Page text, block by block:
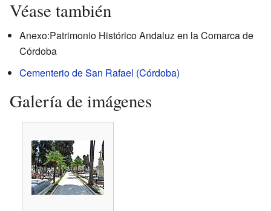
Véase también
Anexo:Patrimonio Histórico Andaluz en la Comarca de
Córdoba
Cementerio de San Rafael (Córdoba)
Galería de imágenes